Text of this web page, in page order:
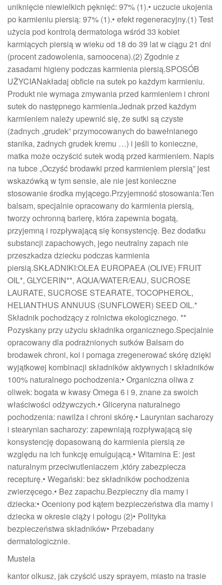
uniknięcie niewielkich pęknięć: 97% (1).• uczucie ukojenia
po karmieniu piersią: 97% (1).• efekt regeneracyjny.(1) Test
użycia pod kontrolą dermatologa wśród 33 kobiet
karmiących piersią w wieku od 18 do 39 lat w ciągu 21 dni
(procent zadowolenia, samoocena).(2) Zgodnie z
zasadami higieny podczas karmienia piersią.SPOSÓB
UŻYCIANakładaj obficie na sutek po każdym karmieniu.
Produkt nie wymaga zmywania przed karmieniem i chroni
sutek do następnego karmienia.Jednak przed każdym
karmieniem należy upewnić się, że sutki są czyste
(żadnych „grudek” przymocowanych do bawełnianego
stanika, żadnych grudek kremu …) i jeśli to konieczne,
matka może oczyścić sutek wodą przed karmieniem. Napis
na tubce „Oczyść brodawki przed karmieniem piersią” jest
wskazówką w tym sensie, ale nie jest konieczne
stosowanie środka myjącego.Przyjemność stosowania:Ten
balsam, specjalnie opracowany do karmienia piersią,
tworzy ochronną barierę, która zapewnia bogatą,
przyjemną i rozpływającą się konsystencję. Bez dodatku
substancji zapachowych, jego neutralny zapach nie
przeszkadza dziecku podczas karmienia
piersią.SKŁADNIKI:OLEA EUROPAEA (OLIVE) FRUIT
OIL*, GLYCERIN**, AQUA/WATER/EAU, SUCROSE
LAURATE, SUCROSE STEARATE, TOCOPHEROL,
HELIANTHUS ANNUUS (SUNFLOWER) SEED OIL.*
Składnik pochodzący z rolnictwa ekologicznego. **
Pozyskany przy użyciu składnika organicznego.Specjalnie
opracowany dla podrażnionych sutków Balsam do
brodawek chroni, koi i pomaga zregenerować skórę dzięki
wyjątkowej kombinacji składników aktywnych i składników
100% naturalnego pochodzenia:• Organiczna oliwa z
oliwek: bogata w kwasy Omega 6 i 9, znane za swoich
właściwości odżywczych.• Gliceryna naturalnego
pochodzenia: nawilża i chroni skórę.• Laurynian sacharozy
i stearynian sacharozy: zapewniają rozpływającą się
konsystencję dopasowaną do karmienia piersią ze
względu na ich funkcję emulgującą.• Witamina E: jest
naturalnym przeciwutleniaczem ,który zabezpiecza
recepturę.• Wegański: bez składników pochodzenia
zwierzęcego.• Bez zapachu.Bezpieczny dla mamy i
dziecka:• Oceniony pod kątem bezpieczeństwa dla mamy i
dziecka w okresie ciąży i połogu (2)• Polityka
bezpieczeństwa składników• Przebadany
dermatologicznie.
Mustela
kantor olkusz, jak czyścić uszy sprayem, miasto na trasie